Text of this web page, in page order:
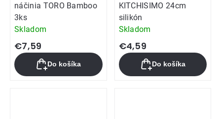
náčinia TORO Bamboo
3ks
Skladom
€7,59
Do košíka
KITCHISIMO 24cm
silikón
Skladom
€4,59
Do košíka